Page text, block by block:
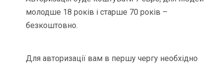
молодше 18 років і старше 70 років –
безкоштовно.
Для авторизації вам в першу чергу необхідно